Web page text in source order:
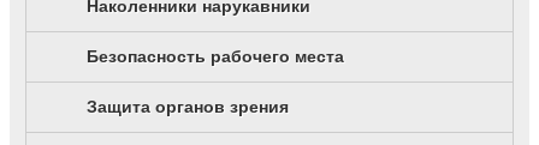
Наколенники нарукавники
Безопасность рабочего места
Защита органов зрения